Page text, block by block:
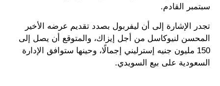
سبتمبر القادم.
تجدر الإشارة إلى أن ليفربول بصدد تقديم عرضه الأخير
المحسن لنيوكاسل من أجل إيزاك، والمتوقع أن يصل إلى
150 مليون جنيه إسترليني إجمالًا، وحينها ستوافق الإدارة
السعودية على بيع السويدي.